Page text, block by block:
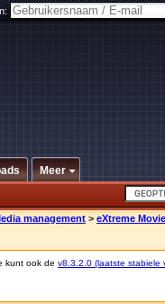
Meer
management > eXtreme
kunt ook de v8.3.2.0 (laatste stabiele